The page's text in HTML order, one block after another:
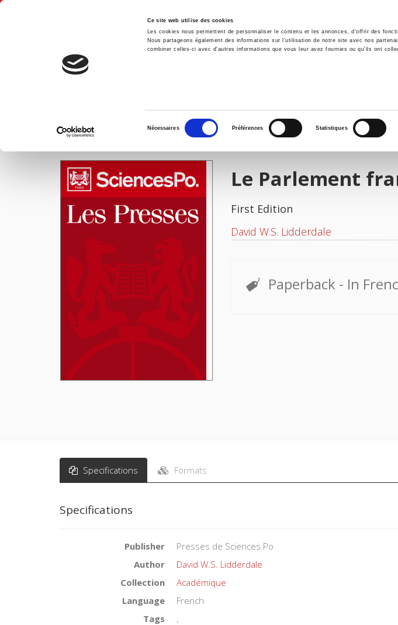
Ce site web utilise des cookies
Les cookies nous permettent de personnaliser le contenu et les annonces, d'offrir des
Nous partageons également des informations sur l'utilisation de notre site avec nos
combiner celles-ci avec d'autres informations que vous leur avez fournies ou qu'ils ont
consentement
Nécessaires Préférences Statistiques
Home Environment
IMAGES
Le Parlement
First Edition
David W.S. Lidderdale
Paperback - In
Specifications Formats
Specifications
Publisher
Presses de Sciences Po
Author
David W.S. Lidderdale
Collection
Académique
Language
French
Tags
,